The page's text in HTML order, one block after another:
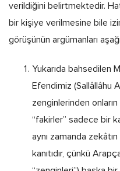
verildiğini belirtmektedir.
bir kişiye verilmesine bile
görüşünün argümanları
Yukarıda bahsedilen
Efendimiz (Sallâllâhu
zenginlerinden
“fakirler” sadece bir
aynı zamanda
kanıtıdır, çünkü